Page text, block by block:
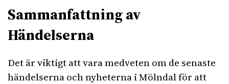
Sammanfattning av
Händelserna
Det är viktigt att vara medveten om de senaste
händelserna och nyheterna i Mölndal för att